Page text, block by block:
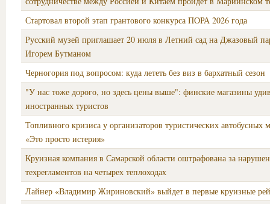
Стартовал второй этап грантового конкурса ПОРА 2026 года
Русский музей приглашает 20 июля в Летний сад на Джазовый
Игорем Бутманом
Черногория под вопросом: куда лететь без виз в бархатный сезон
"У нас тоже дорого, но здесь цены выше": финские магазины
иностранных туристов
Топливного кризиса у организаторов туристических автобусных
«Это просто истерия»
Круизная компания в Самарской области оштрафована за
техрегламентов на четырех теплоходах
Лайнер «Владимир Жириновский» выйдет в первые круизные